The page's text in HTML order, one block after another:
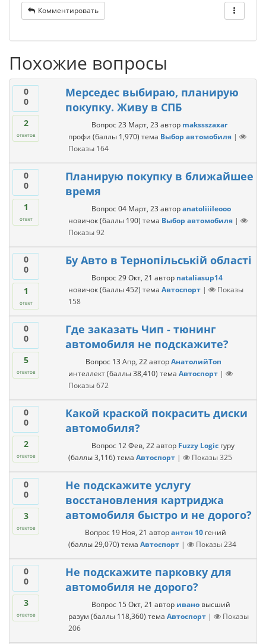
Комментировать
Похожие вопросы
0
0
2
ответов
Мерседес выбираю, планирую
покупку. Живу в СПБ
Вопрос 23 Март, 23 автор makssszaxar
профи (баллы 1,970) тема Выбор автомобиля |
Показы 164
0
0
1
ответ
Планирую покупку в ближайшее
время
Вопрос 04 Март, 23 авторanatoliiileooo
новичок (баллы 190) тема Выбор автомобиля |
Показы92
0
0
1
ответ
Бу Авто в Тернопільській області
Вопрос 29 Окт, 21 автор nataliasup14
новичок (баллы452) тема Автоспорт |
Показы
158
0
0
5
ответов
Где заказать Чип - тюнинг
автомобиля не подскажите?
Вопрос 13 Апр, 22 авторАнатолийТоп
интеллект (баллы38,410) тема Автоспорт |
Показы672
0
0
2
ответов
Какой краской покрасить диски
автомобиля?
Вопрос 12 Фев, 22 автор Fuzzy Logic гуру
(баллы3,116) тема Автоспорт | Показы325
0
0
3
ответов
Не подскажите услугу
восстановления картриджа
автомобиля быстро и не дорого?
Вопрос 19 Ноя, 21 авторантон 10 гений
(баллы29,070) тема Автоспорт | Показы234
0
0
3
ответов
Не подскажите парковку для
автомобиля не дорого?
Вопрос 15 Окт, 21 автор ивано высший
разум (баллы 118,360) тема Автоспорт |
Показы
206